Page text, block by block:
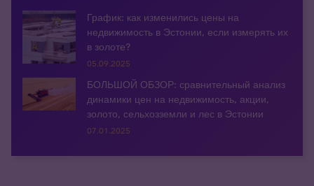
График: как изменились цены на
недвижимость в Эстонии, если измерять их
в золоте?
05.09.2025
БОЛЬШОЙ ОБЗОР: сравнительный анализ
динамики цен на недвижимость, акции,
золото, сельхозземли и лес в Эстонии
07.01.2025